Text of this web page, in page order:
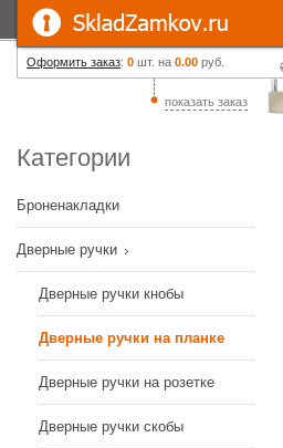
Оформить заказ: 0 шт. на 0.00 руб.
показать заказ
Категории
Броненакладки
Дверные ручки
Дверные ручки кнобы
Дверные ручки на планке
Дверные ручки на розетке
Дверные ручки скобы